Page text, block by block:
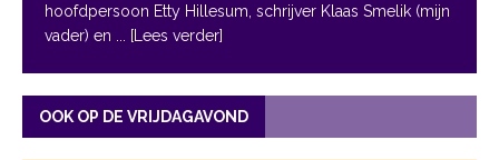
hoofdpersoon Etty Hillesum, schrijver Klaas Smelik (mijn
vader) en
... [Lees verder]
OOK OP DE VRIJDAGAVOND